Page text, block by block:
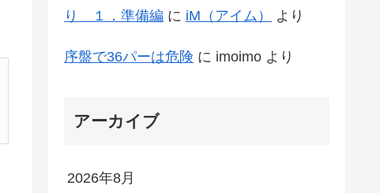
り １．準備編 に iM（アイム） より
序盤で36パーは危険 に imoimo より
アーカイブ
2026年8月